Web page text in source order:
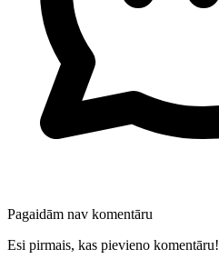
Pagaidām nav komentāru
Esi pirmais, kas pievieno komentāru!